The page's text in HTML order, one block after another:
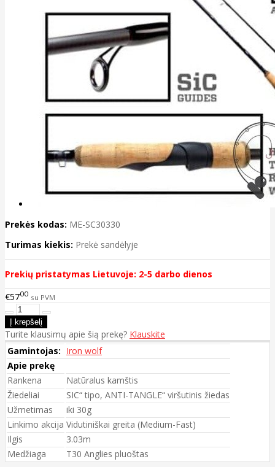
Prekės kodas: ME-SC30330
Turimas kiekis: Prekė sandėlyje
Prekių pristatymas Lietuvoje: 2-5 darbo dienos
€5700 su PVM
Turite klausimų apie šią prekę? Klauskite
Gamintojas: Iron wolf
Apie prekę
Rankena
Natūralus kamštis
Žiedeliai
SIC“ tipo, ANTI-TANGLE“ viršutinis žiedas
Užmetimas
iki 30g
Linkimo akcija Vidutiniškai greita (Medium-Fast)
Ilgis
3.03m
Medžiaga
T30 Anglies pluoštas